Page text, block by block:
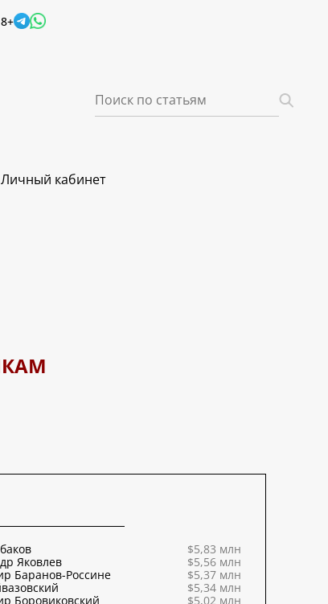
Личный кабинет
$5,83 млн
Яковлев
$5,56 млн
Баранов-Россине
$5,37 млн
$5,34 млн
Боровиковский
$5,02 млн